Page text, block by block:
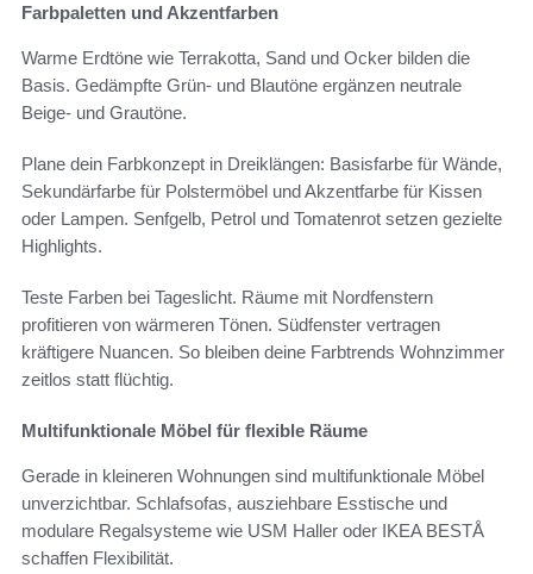
Farbpaletten und Akzentfarben
Warme Erdtöne wie Terrakotta, Sand und Ocker bilden die
Basis. Gedämpfte Grün- und Blautöne ergänzen neutrale
Beige- und Grautöne.
Plane dein Farbkonzept in Dreiklängen: Basisfarbe für Wände,
Sekundärfarbe für Polstermöbel und Akzentfarbe für Kissen
oder Lampen. Senfgelb, Petrol und Tomatenrot setzen gezielte
Highlights.
Teste Farben bei Tageslicht. Räume mit Nordfenstern
profitieren von wärmeren Tönen. Südfenster vertragen
kräftigere Nuancen. So bleiben deine Farbtrends Wohnzimmer
zeitlos statt flüchtig.
Multifunktionale Möbel für flexible Räume
Gerade in kleineren Wohnungen sind multifunktionale Möbel
unverzichtbar. Schlafsofas, ausziehbare Esstische und
modulare Regalsysteme wie USM Haller oder IKEA BESTÅ
schaffen Flexibilität.